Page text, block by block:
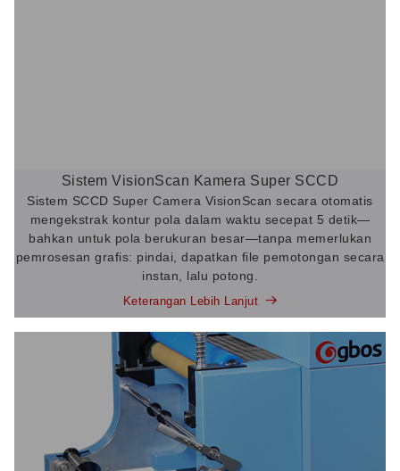
Sistem VisionScan Kamera Super SCCD
Sistem SCCD Super Camera VisionScan secara otomatis
mengekstrak kontur pola dalam waktu secepat 5 detik—
bahkan untuk pola berukuran besar—tanpa memerlukan
pemrosesan grafis: pindai, dapatkan file pemotongan secara
instan, lalu potong.
Keterangan Lebih Lanjut